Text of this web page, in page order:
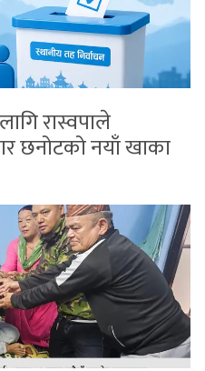
रास्वपाले
छनोटको नयाँ खाका